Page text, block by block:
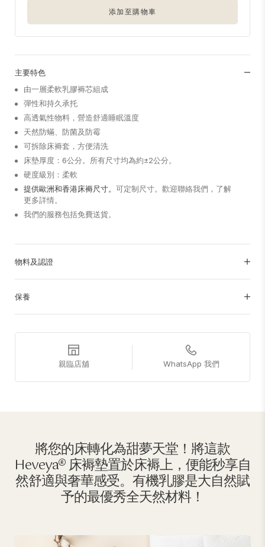
添加至購物車
主要特色
由一層柔軟乳膠褥芯組成
彈性和持久承托
高透氣性物料，營造舒適睡眠溫度
天然防蟎、防菌及防霉
可拆除床褥套，方便清洗
床墊厚度：6公分。所有尺寸均為約±2公分。
硬度級別：柔軟
提供歐洲和香港床褥尺寸。 可定制尺寸。歡迎聯絡我們，了解
更多詳情。
我們的服務包括免費送貨。
物料及認證
保養
親臨店舖 WhatsApp 我們
將您的床轉化為甜夢天堂！將這款
Heveya® 床褥墊置於床褥上，便能秒享自
然舒適與奢華感受。有機乳膠是大自然賦
予的最優秀全天然材料！